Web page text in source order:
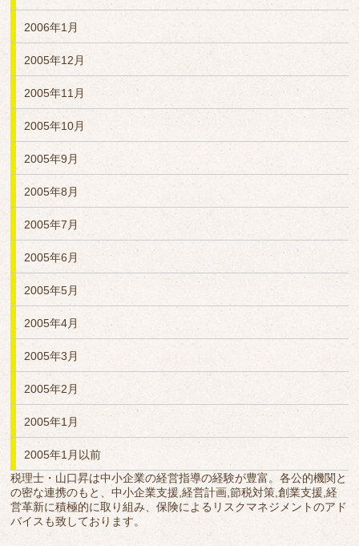
2006年1月
2005年12月
2005年11月
2005年10月
2005年9月
2005年8月
2005年7月
2005年6月
2005年5月
2005年4月
2005年3月
2005年2月
2005年1月
2005年1月以前
税理士・山口昇は中小企業の経営指導の経験が豊富。各公的機関と
の密な連携のもと、中小企業支援,経営計画,節税対策,創業支援,経
営革新に積極的に取り組み、保険によるリスクマネジメントのアド
バイスも致しております。